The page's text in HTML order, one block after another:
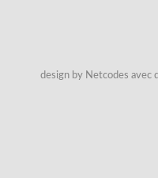
design by Netcodes avec